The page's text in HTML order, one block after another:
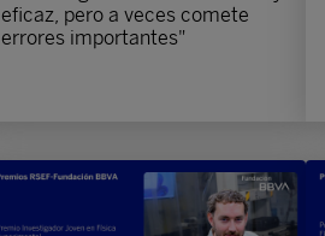
eficaz, pero a veces comete
errores importantes"